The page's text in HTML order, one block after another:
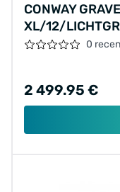
CONWAY
XL/12/
0
2 499.95 €